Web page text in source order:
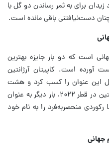
زیدان برای به ثمر رساندن دو گل با
دست‌نیافتنی باقی مانده است.
است که دو بار جایزه بهترین
آورده است. کاپیتان آرژانتین
بار در جام جهانی ۲۰۱۴ برزیل این عنوان را کسب کرد و هشت
سال بعد، پس از قهرمانی تاریخی آرژانتین در قطر ۲۰۲۲، بار دیگر به عنوان
منحصربه‌فرد را به نام خود
جهانی